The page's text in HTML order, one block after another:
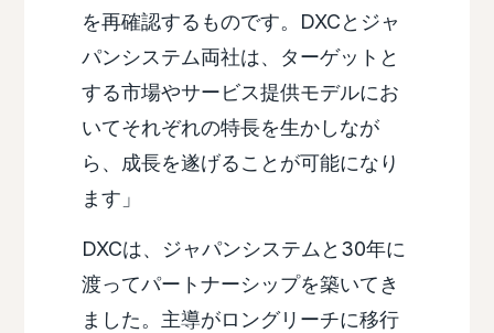
を再確認するものです。DXCとジャ
パンシステム両社は、ターゲットと
する市場やサービス提供モデルにお
いてそれぞれの特長を生かしなが
ら、成長を遂げることが可能になり
ます」
DXCは、ジャパンシステムと30年に
渡ってパートナーシップを築いてき
ました。主導がロングリーチに移行